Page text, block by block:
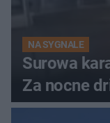
NA SYGNALE
Surowa
Za nocne